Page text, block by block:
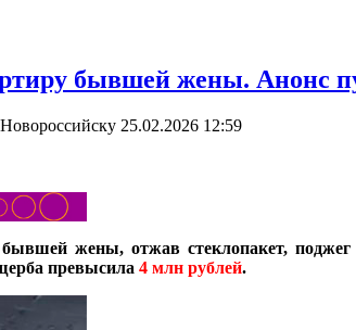
бывшей жены. Анонс
25.02.2026 12:59
жены, отжав стеклопакет,
превысила 4 млн рублей.